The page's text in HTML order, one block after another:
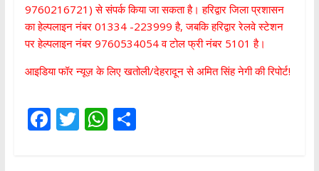
9760216721) से संपर्क किया जा सकता है। हरिद्वार जिला प्रशासन
का हेल्पलाइन नंबर 01334 -223999 है, जबकि हरिद्वार रेलवे स्टेशन
पर हेल्पलाइन नंबर 9760534054 व टोल फ्री नंबर 5101 है।
आइडिया फॉर न्यूज़ के लिए खतोली/देहरादून से अमित सिंह नेगी की रिपोर्ट!
F T W S